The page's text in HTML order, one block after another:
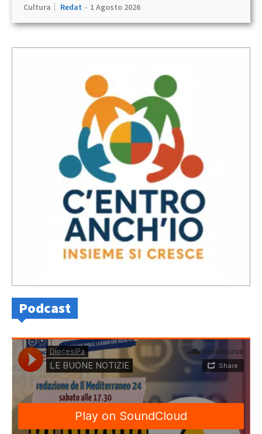
Cultura Redat - 1 Agosto 2026
Podcast